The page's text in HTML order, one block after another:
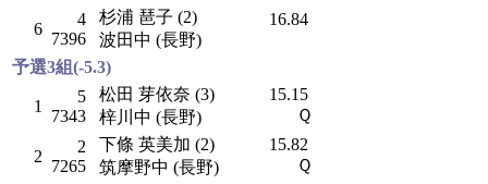
6
4
7396
杉浦 琶子 (2)
波田中 (長野)
16.84
予選3組(-5.3)
1
5
7343
松田 芽依奈 (3)
梓川中 (長野)
15.15
Ｑ
2
2
7265
下條 英美加 (2)
筑摩野中 (長野)
15.82
Ｑ